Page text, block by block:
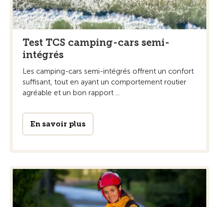
Test TCS camping-cars semi-
intégrés
Les camping-cars semi-intégrés offrent un confort
suffisant, tout en ayant un comportement routier
agréable et un bon rapport ...
En savoir plus